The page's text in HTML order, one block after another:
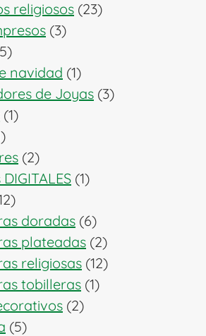
productos
religiosos 2323
33
55
productos
navidad 11
producto
de Joyas 33
11
1
producto
22
productos
11
12
productos
doradas 66
productos
plateadas 22
productos
religiosas 1212
tobilleras 11
22
55